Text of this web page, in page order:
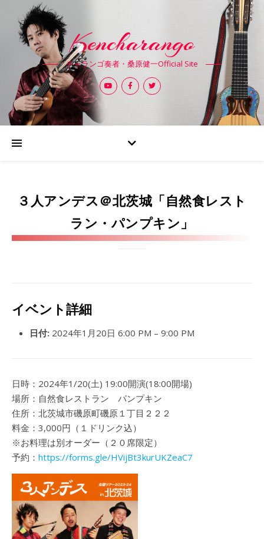
Kencharango
チャランゴ奏者・桑原健一Official Site
３人アンデス＠北茨城「自然食レスト
ラン・パンプキン」
イベント詳細
日付: 2024年1月20日 6:00 PM – 9:00 PM
日時：2024年1/20(土) 19:00開演(18:00開場)
場所：自然食レストラン パンプキン
住所：北茨城市磯原町磯原１丁目２２２
料金：3,000円（１ドリンク込）
※お料理は別オーダー（２０席限定）
予約： https://forms.gle/HVijBt3kurUKZeaC7